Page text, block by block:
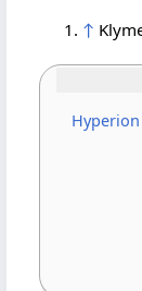
↑
Hyperion